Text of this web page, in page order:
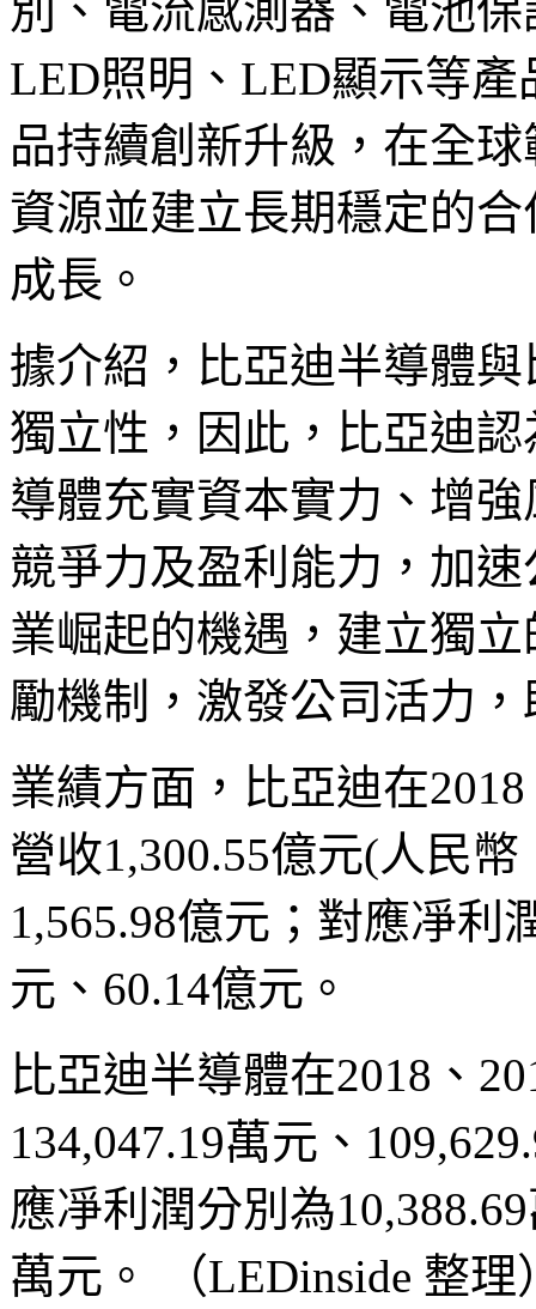
別、電流感測器、電池
LED照明、LED顯示等
品持續創新升級，在全
資源並建立長期穩定的
成長。
據介紹，比亞迪半導體
獨立性，因此，比亞迪
導體充實資本實力、增
競爭力及盈利能力，加
業崛起的機遇，建立獨
勵機制，激發公司活力
業績方面，比亞迪在
營收1,300.55億元(人民
1,565.98億元；對應凈利
元、60.14億元。
比亞迪半導體在2018、
134,047.19萬元、
應凈利潤分別為
萬元。 （LEDinside 整理